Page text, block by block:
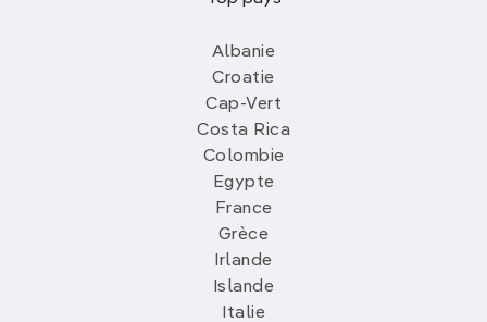
Albanie
Croatie
Cap-Vert
Costa Rica
Colombie
Egypte
France
Grèce
Irlande
Islande
Italie